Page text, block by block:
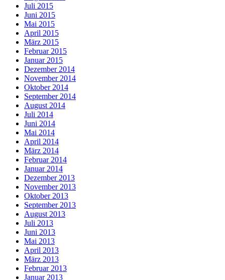
Juli 2015
Juni 2015
Mai 2015
April 2015
März 2015
Februar 2015
Januar 2015
Dezember 2014
November 2014
Oktober 2014
September 2014
August 2014
Juli 2014
Juni 2014
Mai 2014
April 2014
März 2014
Februar 2014
Januar 2014
Dezember 2013
November 2013
Oktober 2013
September 2013
August 2013
Juli 2013
Juni 2013
Mai 2013
April 2013
März 2013
Februar 2013
Januar 2013